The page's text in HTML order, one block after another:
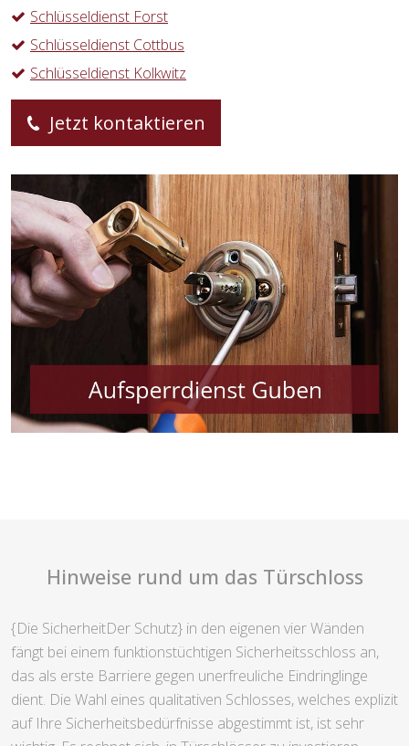
Schlüsseldienst Forst
Schlüsseldienst Cottbus
Schlüsseldienst Kolkwitz
Jetzt kontaktieren
Hinweise rund um das Türschloss
{Die SicherheitDer Schutz} in den eigenen vier Wänden
fängt bei einem funktionstüchtigen Sicherheitsschloss an,
das als erste Barriere gegen unerfreuliche Eindringlinge
dient. Die Wahl eines qualitativen Schlosses, welches explizit
auf Ihre Sicherheitsbedürfnisse abgestimmt ist, ist sehr